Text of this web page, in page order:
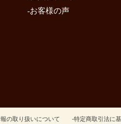
お客様の声
の取り扱いについて 特定商取引法に